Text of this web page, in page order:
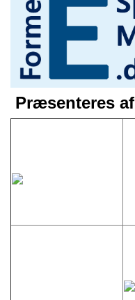
Præsenteres af